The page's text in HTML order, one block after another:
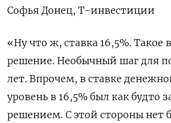
Софья Донец, Т-инвестиции
«Ну что ж, ставка 16,5%. Такое
решение. Необычный шаг для
лет. Впрочем, в ставке
уровень в 16,5% был как будто
решением. С этой стороны нет